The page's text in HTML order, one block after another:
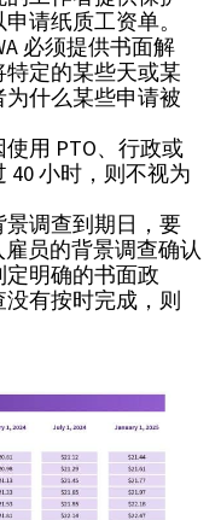
请纸质工资单。
必须提供书面解
定的某些天或某
什么某些申请被
用 PTO、行政或
40 小时，则不视为
调查到期日，要
雇员的背景调查确认
明确的书面政
有按时完成，则